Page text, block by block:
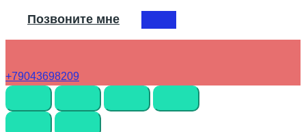
Позвоните мне
+79043698209